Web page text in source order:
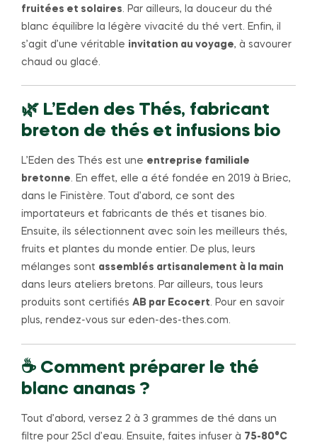
fruitées et solaires. Par ailleurs, la douceur du thé
blanc équilibre la légère vivacité du thé vert. Enfin, il
s’agit d’une véritable invitation au voyage, à savourer
chaud ou glacé.
🌿 L’Eden des Thés, fabricant
breton de thés et infusions bio
L’Eden des Thés est une entreprise familiale
bretonne. En effet, elle a été fondée en 2019 à Briec,
dans le Finistère. Tout d’abord, ce sont des
importateurs et fabricants de thés et tisanes bio.
Ensuite, ils sélectionnent avec soin les meilleurs thés,
fruits et plantes du monde entier. De plus, leurs
mélanges sont assemblés artisanalement à la main
dans leurs ateliers bretons. Par ailleurs, tous leurs
produits sont certifiés AB par Ecocert. Pour en savoir
plus, rendez-vous sur eden-des-thes.com.
☕ Comment préparer le thé
blanc ananas ?
Tout d’abord, versez 2 à 3 grammes de thé dans un
filtre pour 25cl d’eau. Ensuite, faites infuser à 75-80°C